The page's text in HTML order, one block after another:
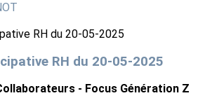
RH du 20-05-2025
- Focus Génération Z